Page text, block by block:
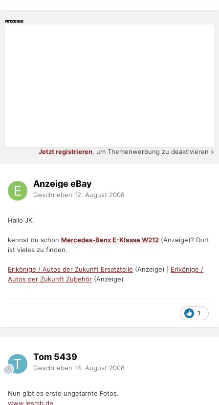
Jetzt registrieren, um Themenwerbung zu deaktivieren »
Anzeige eBay
Geschrieben 12. August 2008
Hallo JK,
kennst du schon Mercedes-Benz E-Klasse W212 (Anzeige)? Dort
ist vieles zu finden.
Erlkönige / Autos der Zukunft Ersatzteile (Anzeige) | Erlkönige /
Autos der Zukunft Zubehör (Anzeige)
1
Tom 5439
Geschrieben 14. August 2008
Nun gibt es erste ungetarnte Fotos.
www.jesmb.de